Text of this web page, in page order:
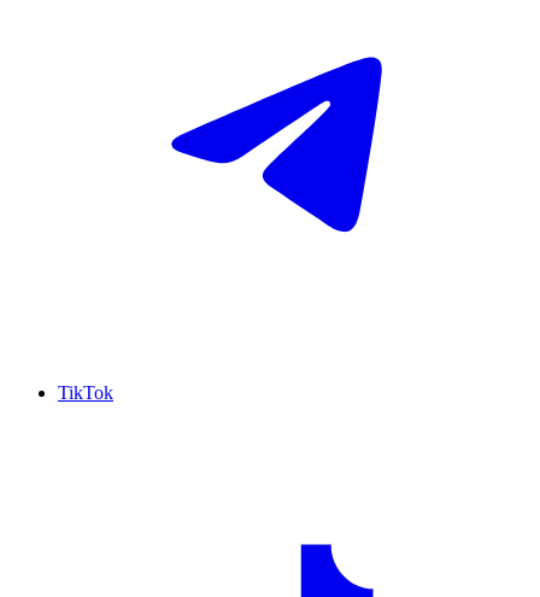
TikTok